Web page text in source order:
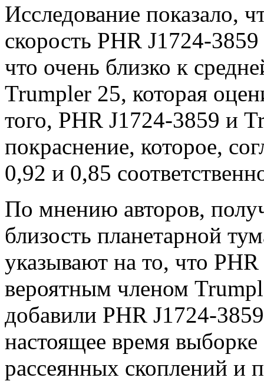
Исследование показало,
скорость PHR J1724-
что очень близко к
Trumpler 25, которая
того, PHR J1724-3859 и
покраснение, которое,
0,92 и 0,85
По мнению авторов,
близость планетарной
указывают на то, что
вероятным членом
добавили PHR J1724-
настоящее время
рассеянных скоплений и